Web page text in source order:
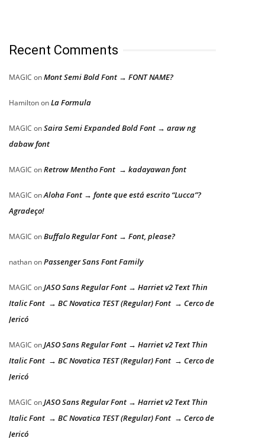
Recent Comments
MAGIC onMont Semi Bold Font → FONT NAME?
HamiltononLa Formula
MAGIC onSaira Semi Expanded Bold Font → araw ng
dabaw font
MAGIC onRetrow Mentho Font → kadayawan font
MAGIC onAloha Font → fonte que está escrito “Lucca”?
Agradeço!
MAGIC onBuffalo Regular Font → Font, please?
nathanonPassenger Sans Font Family
MAGIC onJASO Sans Regular Font → Harriet v2 Text Thin
Italic Font → BC Novatica TEST (Regular) Font → Cerco de
Jericó
MAGIC onJASO Sans Regular Font → Harriet v2 Text Thin
Italic Font → BC Novatica TEST (Regular) Font → Cerco de
Jericó
MAGIC onJASO Sans Regular Font → Harriet v2 Text Thin
Italic Font → BC Novatica TEST (Regular) Font → Cerco de
Jericó